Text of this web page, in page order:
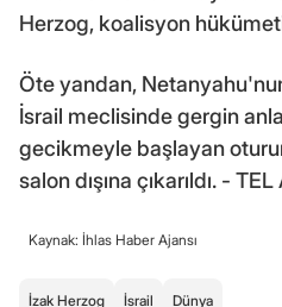
Herzog, koalisyon
Öte yandan,
İsrail meclisinde gergin
gecikmeyle başlayan
salon dışına çıkarıldı. - TEL
Kaynak: İhlas Haber Ajansı
İzak Herzog İsrail Dünya